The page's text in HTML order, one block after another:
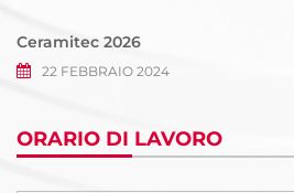
Ceramitec 2026
22 FEBBRAIO 2024
ORARIO DI LAVORO